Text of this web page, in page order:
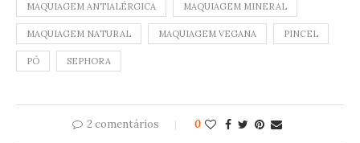
MAQUIAGEM ANTIALÉRGICA MAQUIAGEM MINERAL
MAQUIAGEM NATURAL MAQUIAGEM VEGANA PINCEL
PÓ SEPHORA
2 comentários 0